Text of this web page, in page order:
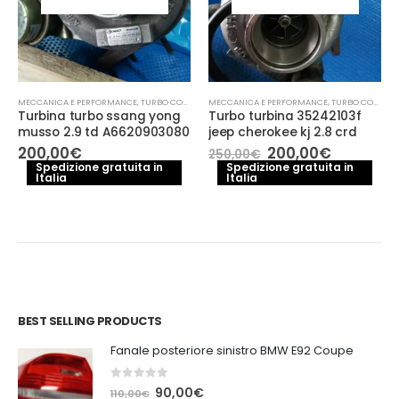
MECCANICA E PERFORMANCE,TURBO COMPRESSORE- TURBINA
Turbina turbo ssang yong
musso 2.9 td A6620903080
200,00€
Spedizione gratuita in
Italia
MECCANICA E PERFORMANCE,TURBO COMPRESSORE- TURBINA
Turbo turbina 35242103f
jeep cherokee kj 2.8 crd
250,00€ Il
prezzo
originale
200,00€Il
prezzo
attuale
Spedizione gratuita in
Italia
BEST SELLING PRODUCTS
Fanale posteriore sinistro BMW E92 Coupe
out of 5
110,00€ Il90,00€Il